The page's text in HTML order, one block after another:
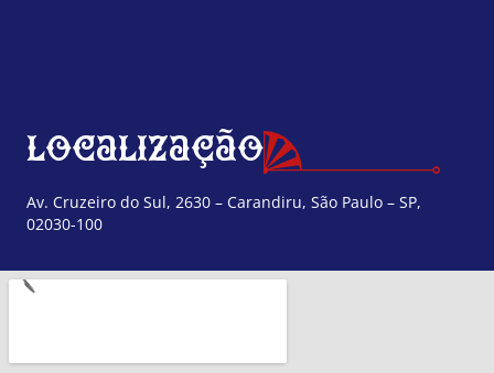
Localização
Av. Cruzeiro do Sul, 2630 – Carandiru, São Paulo – SP,
02030-100